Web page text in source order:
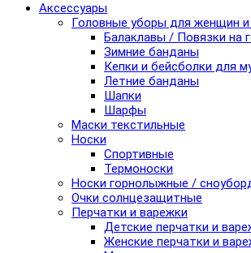
Аксессуары
Головные уборы для женщин
Балаклавы / Повязки на
Зимние банданы
Кепки и бейсболки для
Летние банданы
Шапки
Шарфы
Маски текстильные
Носки
Спортивные
Термоноски
Носки горнолыжные /
Очки солнцезащитные
Перчатки и варежки
Детские перчатки и
Женские перчатки и